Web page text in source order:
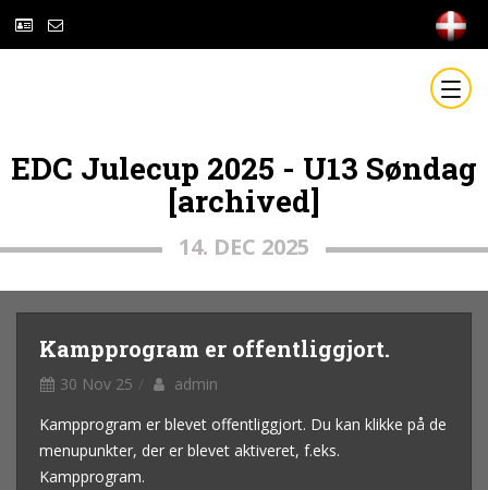
EDC Julecup 2025 - U13 Søndag
[archived]
14. DEC 2025
Kampprogram er offentliggjort.
30 Nov 25
admin
Kampprogram er blevet offentliggjort. Du kan klikke på de
menupunkter, der er blevet aktiveret, f.eks.
Kampprogram.